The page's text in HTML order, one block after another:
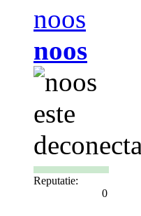
noos
Reputatie:
0